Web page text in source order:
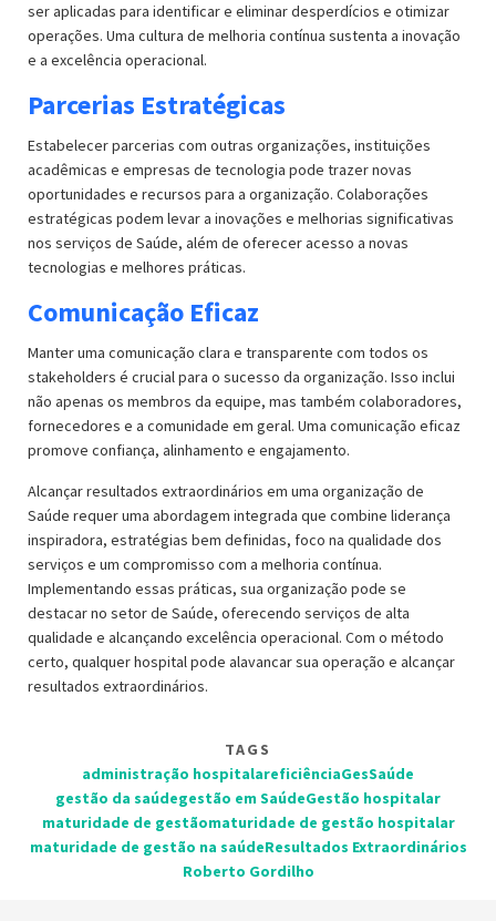
ser aplicadas para identificar e eliminar desperdícios e otimizar
operações. Uma cultura de melhoria contínua sustenta a inovação
e a excelência operacional.
Parcerias Estratégicas
Estabelecer parcerias com outras organizações, instituições
acadêmicas e empresas de tecnologia pode trazer novas
oportunidades e recursos para a organização. Colaborações
estratégicas podem levar a inovações e melhorias significativas
nos serviços de Saúde, além de oferecer acesso a novas
tecnologias e melhores práticas.
Comunicação Eficaz
Manter uma comunicação clara e transparente com todos os
stakeholders é crucial para o sucesso da organização. Isso inclui
não apenas os membros da equipe, mas também colaboradores,
fornecedores e a comunidade em geral. Uma comunicação eficaz
promove confiança, alinhamento e engajamento.
Alcançar resultados extraordinários em uma organização de
Saúde requer uma abordagem integrada que combine liderança
inspiradora, estratégias bem definidas, foco na qualidade dos
serviços e um compromisso com a melhoria contínua.
Implementando essas práticas, sua organização pode se
destacar no setor de Saúde, oferecendo serviços de alta
qualidade e alcançando excelência operacional. Com o método
certo, qualquer hospital pode alavancar sua operação e alcançar
resultados extraordinários.
TAGS
administração hospitalareficiênciaGesSaúde
gestão da saúdegestão em SaúdeGestão hospitalar
maturidade de gestãomaturidade de gestão hospitalar
maturidade de gestão na saúdeResultados Extraordinários
Roberto Gordilho